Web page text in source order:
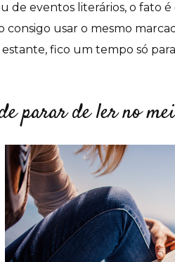
de eventos literários, o fato
consigo usar o mesmo
fico um tempo só
parar de ler no